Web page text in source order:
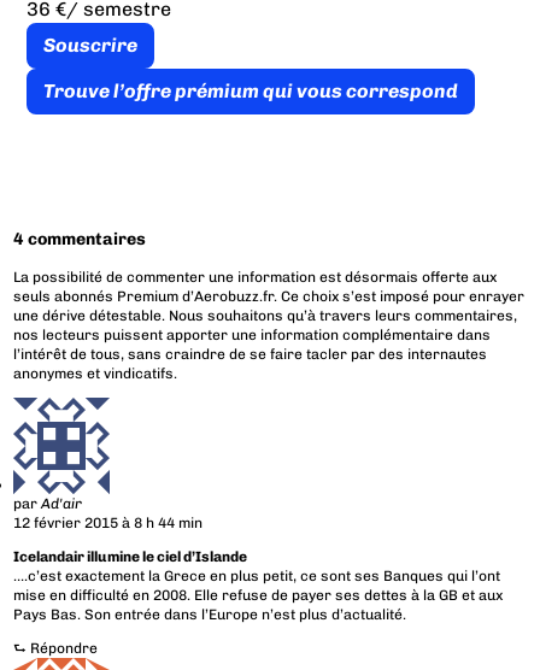
36 €/ semestre
Souscrire
Trouve l’offre prémium qui vous correspond
4 commentaires
La possibilité de commenter une information est désormais offerte aux
seuls abonnés Premium d’Aerobuzz.fr. Ce choix s’est imposé pour enrayer
une dérive détestable. Nous souhaitons qu’à travers leurs commentaires,
nos lecteurs puissent apporter une information complémentaire dans
l’intérêt de tous, sans craindre de se faire tacler par des internautes
anonymes et vindicatifs.
parAd'air
12 février 2015 à 8 h 44 min
Icelandair illumine le ciel d’Islande
….c’est exactement la Grece en plus petit, ce sont ses Banques qui l’ont
mise en difficulté en 2008. Elle refuse de payer ses dettes à la GB et aux
Pays Bas. Son entrée dans l’Europe n’est plus d’actualité.
⮑ Répondre